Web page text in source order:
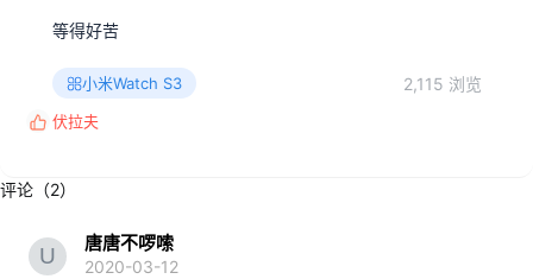
等得好苦
小米Watch S3 2,115 浏览
反 伏拉夫
评论（2）
唐唐不啰嗦
2020-03-12